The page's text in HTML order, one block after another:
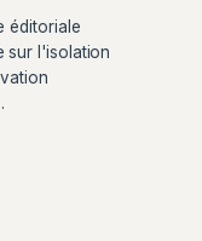
éditoriale
sur l'isolation